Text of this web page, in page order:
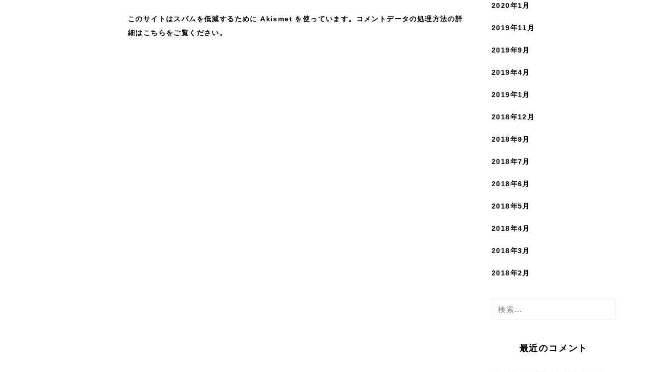
このサイトはスパムを低減するために Akismet を使っています。
コメントデータの処理方法の詳
細はこちらをご覧ください。
2020年1月
2019年11月
2019年9月
2019年4月
2019年1月
2018年12月
2018年9月
2018年7月
2018年6月
2018年5月
2018年4月
2018年3月
2018年2月
検
最近のコメント